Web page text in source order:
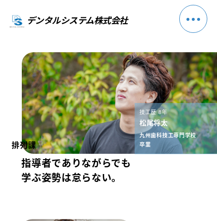
デンタルシステム株式会社
排列課
指導者でありながらでも
学ぶ姿勢は怠らない。
技工歴 8年
松尾将太
九州歯科技工専門学校
卒業